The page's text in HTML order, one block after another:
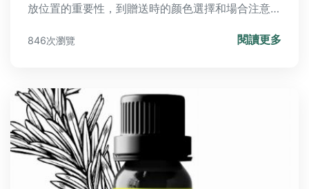
放位置的重要性，到贈送時的颜色選擇和場合注意事
議，幫助你避免這些禁忌，讓永生花成為家中美麗的
846次瀏覽 閱讀更多